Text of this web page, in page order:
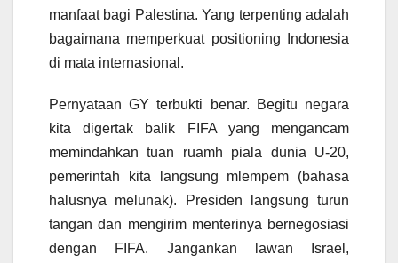
manfaat bagi Palestina. Yang terpenting adalah
bagaimana memperkuat positioning Indonesia
di mata internasional.
Pernyataan GY terbukti benar. Begitu negara
kita digertak balik FIFA yang mengancam
memindahkan tuan ruamh piala dunia U-20,
pemerintah kita langsung mlempem (bahasa
halusnya melunak). Presiden langsung turun
tangan dan mengirim menterinya bernegosiasi
dengan FIFA. Jangankan lawan Israel,